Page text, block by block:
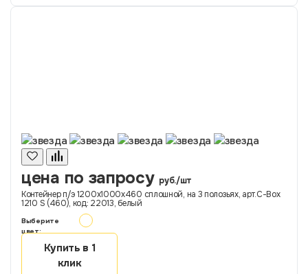
цена по запросу руб./шт
Контейнер п/э 1200х1000х460 сплошной, на 3 полозьях, арт.C-Box
1210 S (460), код: 22013, белый
Выберите
цвет:
Купить в 1
клик